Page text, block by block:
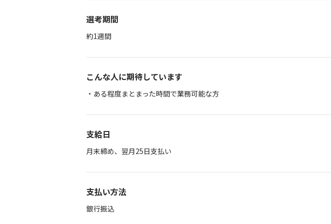
選考期間
約1週間
こんな人に期待しています
・ある程度まとまった時間で業務可能な方
支給日
月末締め、翌月25日支払い
支払い方法
銀行振込